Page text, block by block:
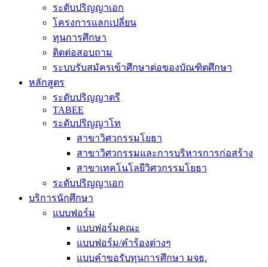
ระดับปริญญาเอก
โครงการแลกเปลี่ยน
ทุนการศึกษา
ติดต่อสอบถาม
ระบบรับสมัครเข้าศึกษาต่อของบัณฑิตศึกษา
หลักสูตร
ระดับปริญญาตรี
TABEE
ระดับปริญญาโท
สาขาวิศวกรรมโยธา
สาขาวิศวกรรมและการบริหารการก่อสร้าง
สาขาเทคโนโลยีวิศวกรรมโยธา
ระดับปริญญาเอก
บริการนักศึกษา
แบบฟอร์ม
แบบฟอร์มคณะ
แบบฟอร์ม/คำร้องต่างๆ
แบบคำขอรับทุนการศึกษา มจธ.